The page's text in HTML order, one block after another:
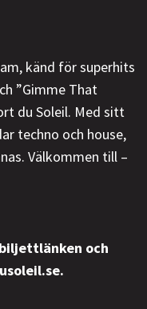
känd för superhits
”Gimme That
du Soleil. Med sitt
techno och house,
Välkommen till –
och